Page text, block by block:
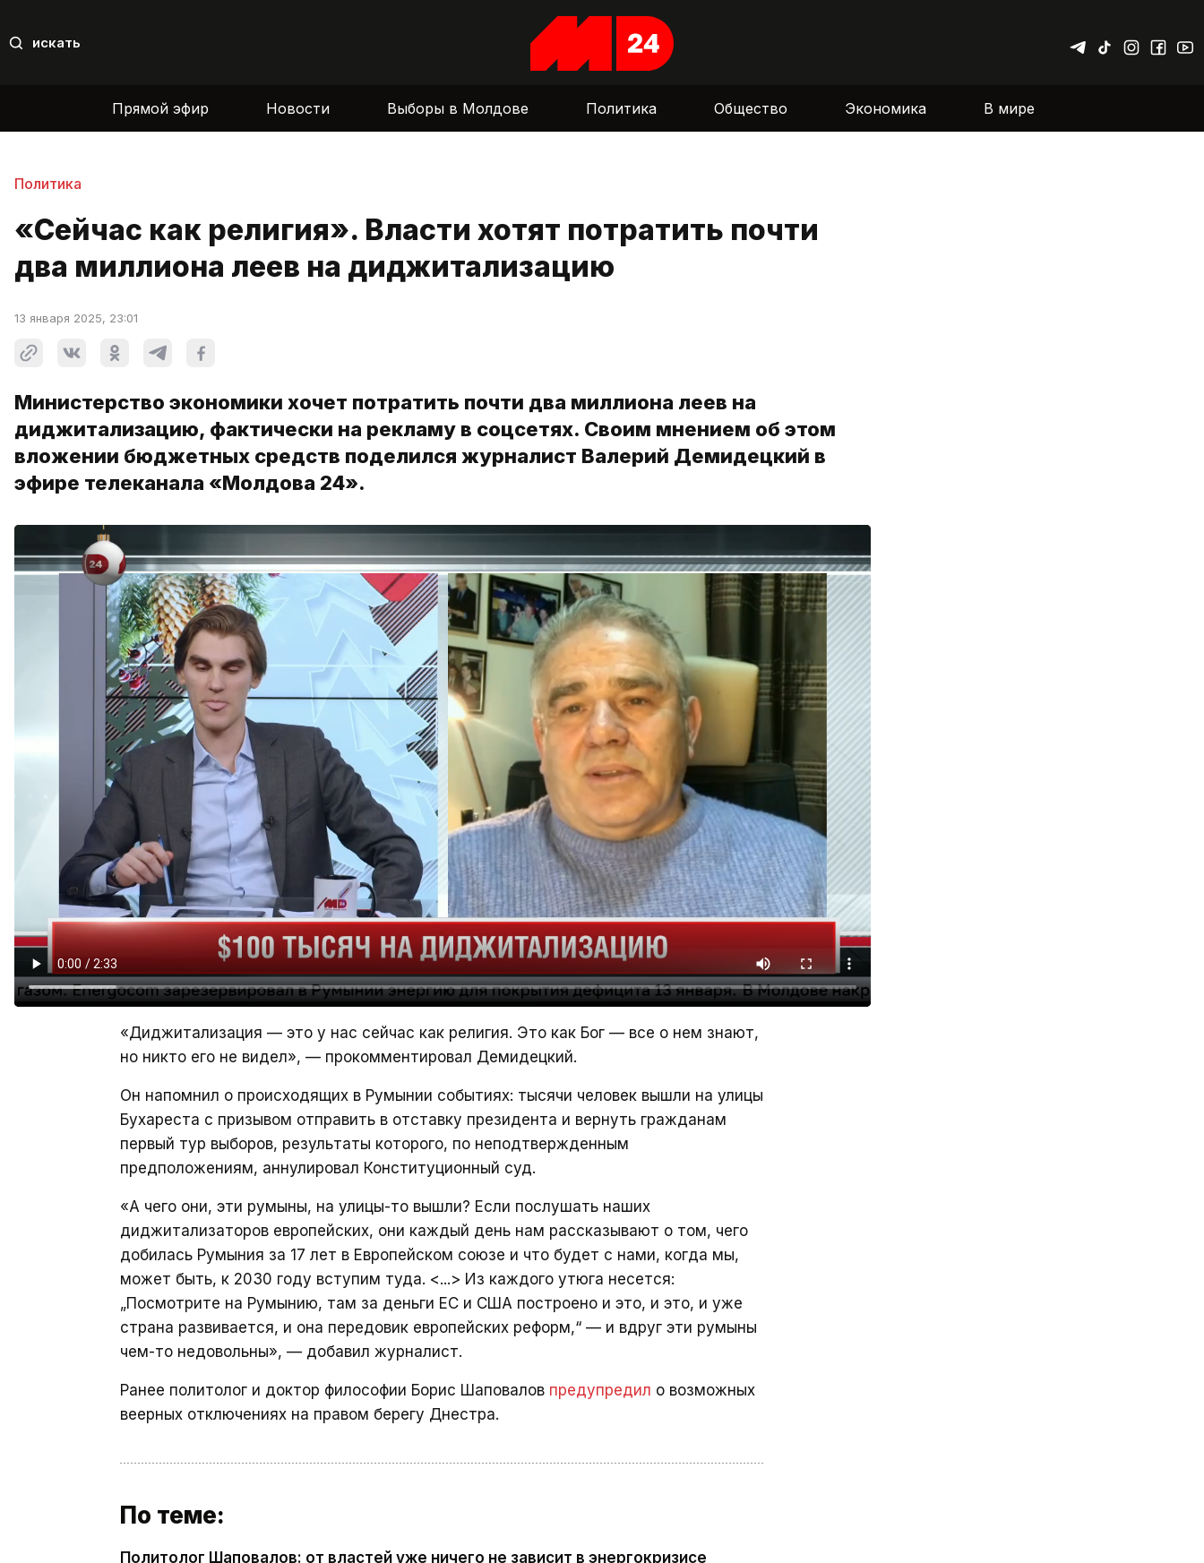
искать
Прямой эфир Новости Выборы в Молдове Политика Общество Экономика В мире
Политика
«Сейчас как религия». Власти хотят потратить почти
два миллиона леев на диджитализацию
13 января 2025, 23:01
Министерство экономики хочет потратить почти два миллиона леев на
диджитализацию, фактически на рекламу в соцсетях. Своим мнением об этом
вложении бюджетных средств поделился журналист Валерий Демидецкий в
эфире телеканала «Молдова 24».
«Диджитализация — это у нас сейчас как религия. Это как Бог — все о нем знают,
но никто его не видел», — прокомментировал Демидецкий.
Он напомнил о происходящих в Румынии событиях: тысячи человек вышли на улицы
Бухареста с призывом отправить в отставку президента и вернуть гражданам
первый тур выборов, результаты которого, по неподтвержденным
предположениям, аннулировал Конституционный суд.
«А чего они, эти румыны, на улицы-то вышли? Если послушать наших
диджитализаторов европейских, они каждый день нам рассказывают о том, чего
добилась Румыния за 17 лет в Европейском союзе и что будет с нами, когда мы,
может быть, к 2030 году вступим туда. <...> Из каждого утюга несется:
„Посмотрите на Румынию, там за деньги ЕС и США построено и это, и это, и уже
страна развивается, и она передовик европейских реформ,“ — и вдруг эти румыны
чем-то недовольны», — добавил журналист.
Ранее политолог и доктор философии Борис Шаповалов предупредил о возможных
веерных отключениях на правом берегу Днестра.
По теме:
Политолог Шаповалов: от властей уже ничего не зависит в энергокризисе